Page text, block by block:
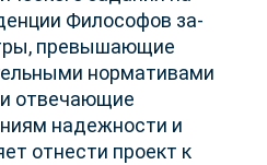
Философов за-
превышающие
нормативами
отвечающие
надежности и
отнести проект к